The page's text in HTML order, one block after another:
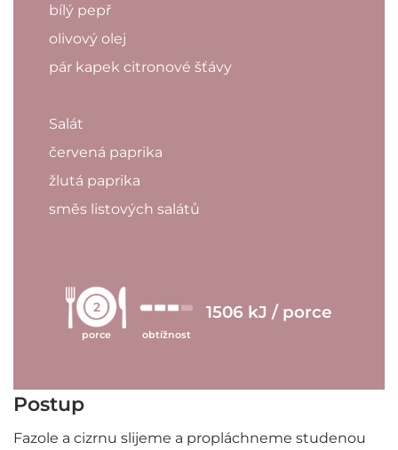
bílý pepř
olivový olej
pár kapek citronové šťávy
Salát
červená paprika
žlutá paprika
směs listových salátů
2
porce obtížnost
1506 kJ / porce
Postup
Fazole a cizrnu slijeme a propláchneme studenou